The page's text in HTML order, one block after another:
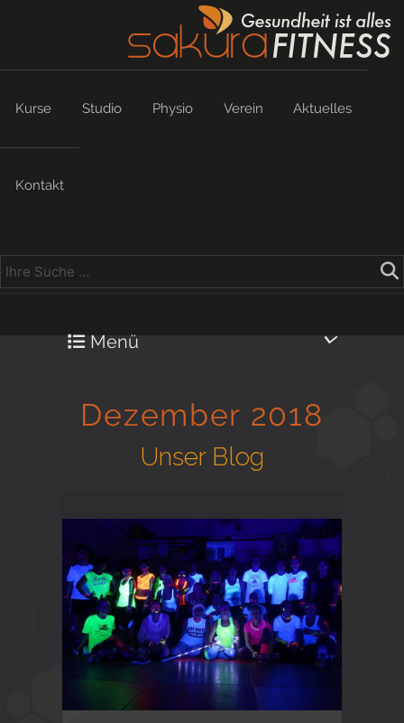
Kurse Studio Physio Verein Aktuelles
Kontakt
Menü
Gesund in Form
Aktiv für Ihre Gesundheit
Gesunde Ernährungsberatung
Dezember 2018
Unser Blog